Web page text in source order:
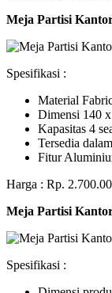
Meja Partisi
Spesifikasi :
Material
Dimensi 140
Kapasitas 4
Tersedia
Fitur
Harga : Rp.
Meja Partisi
Spesifikasi :